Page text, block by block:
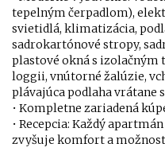
tepelným čerpadlom),
svietidlá, klimatizácia,
sadrokartónové stropy,
plastové okná s izolačným
loggii, vnútorné žalúzie,
plávajúca podlaha vrátane
• Kompletne zariadená
• Recepcia: Každý
zvyšuje komfort a